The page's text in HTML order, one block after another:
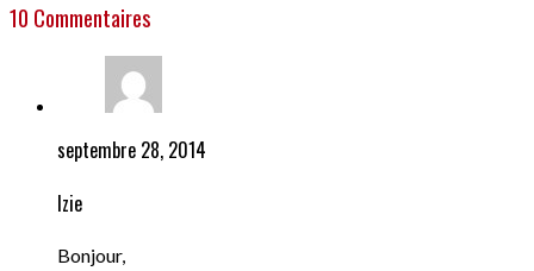
10 Commentaires
septembre 28, 2014
Izie
Bonjour,